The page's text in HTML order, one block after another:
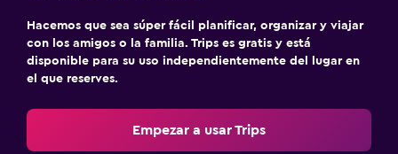
Hacemos que sea súper fácil planificar, organizar y viajar
con los amigos o la familia. Trips es gratis y está
disponible para su uso independientemente del lugar en
el que reserves.
Empezar a usar Trips